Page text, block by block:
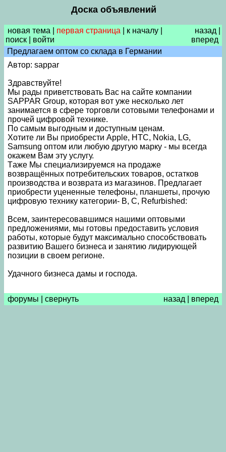
Доска объявлений
новая тема первая страница к началу
поиск
войти
назад
вперед
Предлагаем oптом со склада в Германии
Автор: sappar
Здравствуйте!
Мы рады приветствовать Вас на сайте компании
SAPPAR Group, которая вот уже несколько лет
занимается в сфере торговли сотовыми телефонами и
прочей цифровой технике.
По самым выгодным и доступным ценам.
Хотите ли Вы приобрести Apple, HTC, Nokia, LG,
Samsung оптом или любую другую марку - мы всегда
окажем Вам эту услугу.
Tаже Мы специализируемся на продаже
возвращённых потребительских товаров, остатков
производства и возврата из магазинов. Предлагает
приобрести уцененные телефоны, планшеты, прочую
цифровую технику категории- B, C, Refurbished:
Всем, заинтересовавшимся нашими оптовыми
предложениями, мы готовы предоставить условия
работы, которые будут максимально способствовать
развитию Вашего бизнеса и занятию лидирующей
позиции в своем регионе.
Удачного бизнеса дамы и господа.
форумы свернуть назад вперед